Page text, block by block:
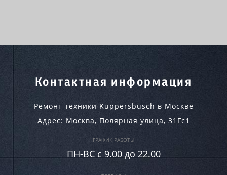
Контактная информация
Ремонт техники Kuppersbusch в Москве
Адрес: Москва, Полярная улица, 31Гс1
ГРАФИК РАБОТЫ
ПН-ВC c 9.00 до 22.00